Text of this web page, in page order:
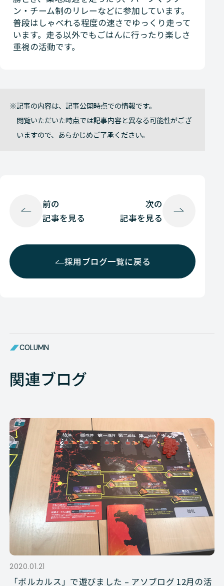
ン・チーム制のリレーなどに参加しています。
普段はしゃべれる程度の速さでゆっくり走って
います。走る以外でもごはんに行ったり楽しさ
重視の活動です。
記事の内容は、記事公開時点での情報です。
閲覧いただいた時点では記事内容と異なる可能性がござ
いますので、あらかじめご了承ください。
前の
記事を見る
採用ブログ一覧に戻る
次の
記事を見る
COLUMN
関連ブログ
2020.01.21
「ボルカルス」で遊びました – アソブログ 12月の活